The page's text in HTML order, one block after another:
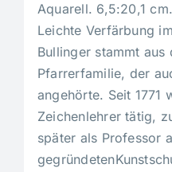
Aquarell. 6,5:20,1 cm.
Leichte Verfärbung
Bullinger stammt
Pfarrerfamilie, der
angehörte. Seit 1771
Zeichenlehrer tätig,
später als Professor